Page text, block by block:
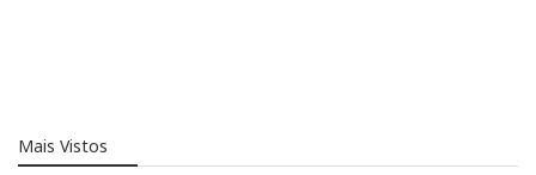
Mais Vistos